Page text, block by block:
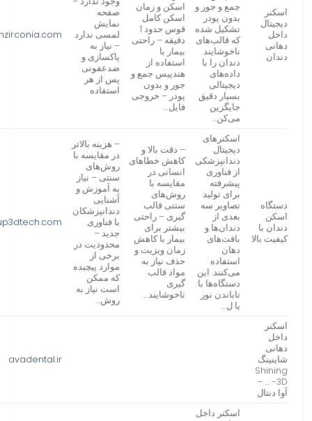
اسکنر
دیجیتال
داخل
دهانی
دندان
جمع و جور و
بدون پودر
تشکیل شده
که قالب‌های
ناخوشایند
دندان را با
داده‌های
دیجیتالی
بسیار دقیق
جایگزین
می‌کن…
اسکن و زمان
اسکن کامل
قوس حدود 1
دقیقه – راحتی
بیمار با
استفاده از
هندپیس جمع و
جور و بدون
پودر – خروجی
فایل‌…
صفحه
نمایش
لمسی ندارد
– نیاز به
پاکسازی و
ضدعفونی
پس از هر
استفاده
دستگاه
اسکن
دندان با
کیفیت بالا
اسکنرهای
دیجیتال
دندانپزشکی
از فناوری
پیشرفته
برای تولید
تصاویر سه
بعدی از
دندان‌ها و
بافت‌های
دهان
استفاده
می‌کنند. این
دستگاه‌ها با
تاباندن نور
یا ل…
– دقت بالا و
کاهش خطاهای
انسانی در
مقایسه با
روش‌های
سنتی قالب
گیری – راحتی
بیشتر برای
بیمار با کاهش
زمان ویزیت و
حذف نیاز به
مواد قالب
گیری
ناخوشایند…
– هزینه بالاتر
در مقایسه با
روش‌های
سنتی – نیاز
به آموزش و
آشنایی
دندانپزشکان
با فناوری
جدید –
محدودیت در
برخی از
موارد پیچیده
که ممکن
است نیاز به
روش…
اسکنر
داخل
دهانی
شاینینگ
Shining
3D- … –
آوا دنتال
avadental.ir
اسکنر داخل